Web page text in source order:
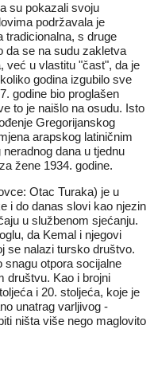
su pokazali svoju
podržavala je
tradicionalna, s druge
da se na sudu zakletva
već u vlastitu "čast", da je
godina izgubilo sve
godine bio proglašen
to je naišlo na osudu. Isto
Gregorijanskog
arapskog latiničnim
dana u tjednu
žene 1934. godine.
Otac Turaka) je u
i do danas slovi kao njezin
u službenom sjećanju.
da Kemal i njegovi
se nalazi tursko društvo.
snagu otpora socijalne
društvu. Kao i brojni
i 20. stoljeća, koje je
unatrag varljivog -
ništa više nego maglovito